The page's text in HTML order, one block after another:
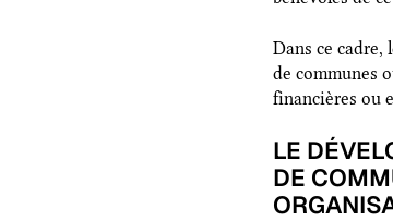
Dans ce cadre,
de communes
financières ou
LE
DE